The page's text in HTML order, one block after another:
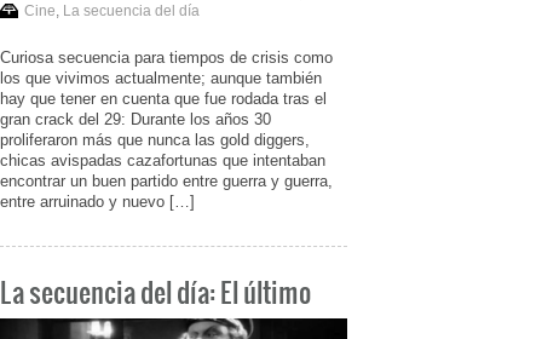
Cine La secuencia del día
Curiosa secuencia para tiempos de crisis como
los que vivimos actualmente; aunque también
hay que tener en cuenta que fue rodada tras el
gran crack del 29: Durante los años 30
proliferaron más que nunca las gold diggers,
chicas avispadas cazafortunas que intentaban
encontrar un buen partido entre guerra y guerra,
entre arruinado y nuevo […]
La secuencia del día: El último